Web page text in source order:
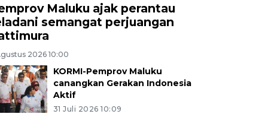
Maluku ajak perantau
semangat perjuangan
2026 10:00
KORMI-Pemprov Maluku
canangkan Gerakan Indonesia
Aktif
31 Juli 2026 10:09